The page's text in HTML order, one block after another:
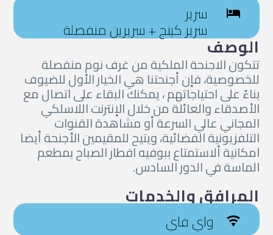
سرير
سرير كينج + سريرين منفصلة
الوصف
تتكون الاجنحة الملكية من غرف نوم منفصلة
للخصوصية، فإن أجنحتنا هي الخيار الأول للضيوف
بناءً على احتياجاتهم ، يمكنك البقاء على اتصال مع
الأصدقاء والعائلة من خلال الإنترنت اللاسلكي
المجاني عالي السرعة أو مشاهدة القنوات
التلفزيونية الفضائية، ويتيح للمقيمين الأجنحة أيضا
امكانية ألاستمتاع ببوفيه افطار الصباح بمطعم
الماسة في الدور السادس.
المرافق والخدمات
واي فاي